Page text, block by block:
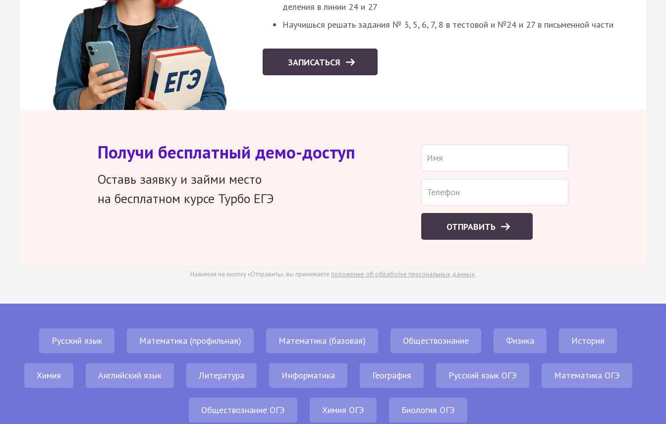
деления в линии 24 и 27
Научишься решать задания № 3, 5, 6, 7, 8 в тестовой и №24 и 27 в письменной части
ЗАПИСАТЬСЯ
Получи бесплатный демо-доступ
Оставь заявку и займи место
на бесплатном курсе Турбо ЕГЭ
ОТПРАВИТЬ
Нажимая на кнопку «Отправить», вы принимаете положение об обработке персональных данных.
Русский язык Математика (профильная) Математика (базовая) Обществознание Физика История
Химия Английский язык Литература Информатика География Русский язык ОГЭ Математика ОГЭ
Обществознание ОГЭ Химия ОГЭ Биология ОГЭ